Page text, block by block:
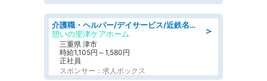
＞
介護職・ヘルパー/デイサービス/近鉄名古屋線 高田本山/津市/三重県
憩いの里津ケアホーム
三重県 津市
時給1,105円～1,580円
正社員
スポンサー：求人ボックス